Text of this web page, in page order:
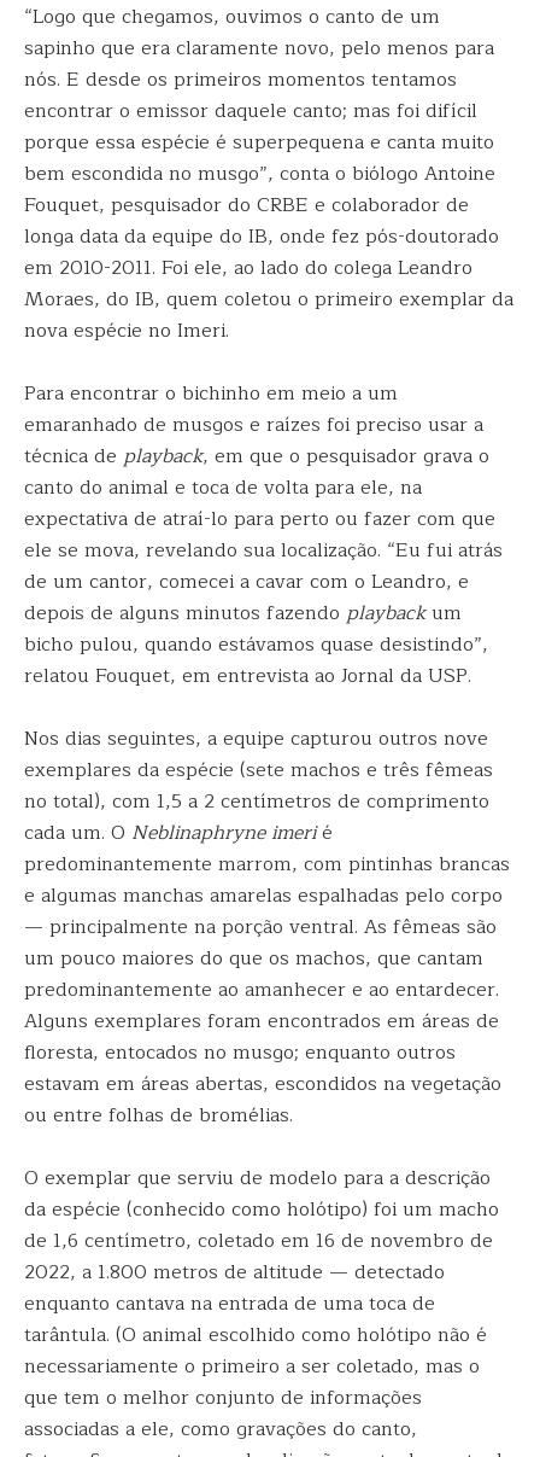
“Logo que chegamos, ouvimos o canto de um
sapinho que era claramente novo, pelo menos para
nós. E desde os primeiros momentos tentamos
encontrar o emissor daquele canto; mas foi difícil
porque essa espécie é superpequena e canta muito
bem escondida no musgo”, conta o biólogo Antoine
Fouquet, pesquisador do CRBE e colaborador de
longa data da equipe do IB, onde fez pós-doutorado
em 2010-2011. Foi ele, ao lado do colega Leandro
Moraes, do IB, quem coletou o primeiro exemplar da
nova espécie no Imeri.
Para encontrar o bichinho em meio a um
emaranhado de musgos e raízes foi preciso usar a
técnica de playback, em que o pesquisador grava o
canto do animal e toca de volta para ele, na
expectativa de atraí-lo para perto ou fazer com que
ele se mova, revelando sua localização. “Eu fui atrás
de um cantor, comecei a cavar com o Leandro, e
depois de alguns minutos fazendo playbackum
bicho pulou, quando estávamos quase desistindo”,
relatou Fouquet, em entrevista ao Jornal da USP.
Nos dias seguintes, a equipe capturou outros nove
exemplares da espécie (sete machos e três fêmeas
no total), com 1,5 a 2 centímetros de comprimento
cada um. O Neblinaphryne imerié
predominantemente marrom, com pintinhas brancas
e algumas manchas amarelas espalhadas pelo corpo
— principalmente na porção ventral. As fêmeas são
um pouco maiores do que os machos, que cantam
predominantemente ao amanhecer e ao entardecer.
Alguns exemplares foram encontrados em áreas de
floresta, entocados no musgo; enquanto outros
estavam em áreas abertas, escondidos na vegetação
ou entre folhas de bromélias.
O exemplar que serviu de modelo para a descrição
da espécie (conhecido como holótipo) foi um macho
de 1,6 centímetro, coletado em 16 de novembro de
2022, a 1.800 metros de altitude — detectado
enquanto cantava na entrada de uma toca de
tarântula. (O animal escolhido como holótipo não é
necessariamente o primeiro a ser coletado, mas o
que tem o melhor conjunto de informações
associadas a ele, como gravações do canto,